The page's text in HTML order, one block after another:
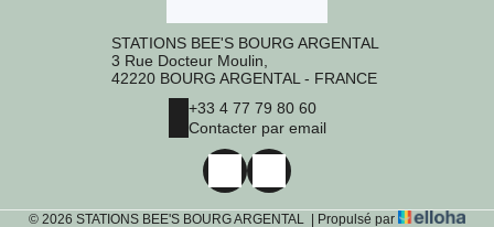
STATIONS BEE'S BOURG ARGENTAL
3 Rue Docteur Moulin,
42220 BOURG ARGENTAL - FRANCE
+33 4 77 79 80 60
Contacter par email
© 2026 STATIONS BEE'S BOURG ARGENTAL Propulsé par